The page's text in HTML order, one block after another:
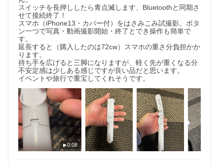
スイッチを長押ししたら青点滅します、Bluetoothと同期さ
せて接続終了！
スマホ（iPhone13・カバー付）をはさみこみ試撮影。ボタ
ン一つで写真・動画撮影開始・終了とでき操作も簡単で
す。
延長すると（購入したのは72cw）スマホの重さ分負担かか
ります。
持ち手を広げると三脚になりますが、軽く先が重くなる分
不安定感は少しある感じですが良い品だと思います。
イベントや旅行で重宝してくれそうです。
0:08